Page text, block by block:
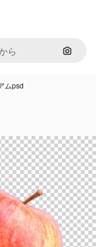
画像で
ムpsd